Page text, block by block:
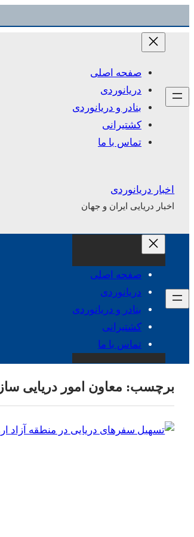
به
صفحه اصلی
دریانوردی
بنادر و دریانوردی
کشتیرانی
تماس با ما
اخبار دریانوردی
اخبار دریایی ایران و جهان
صفحه اصلی
دریانوردی
بنادر و دریانوردی
کشتیرانی
تماس با ما
برچسب: معاون امور دریایی